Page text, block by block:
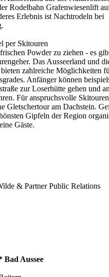
Rodelbahn Grafenwiesenlift
Erlebnis ist Nachtrodeln bei
per Skitouren
Powder zu ziehen - es
Das Ausseerland und
bieten zahlreiche Möglichkeiten
Anfänger können
zur Loserhütte gehen und
Für anspruchsvolle
Gletschertour am Dachstein.
Gipfeln der Region
Gäste.
& Partner Public Relations
Aussee